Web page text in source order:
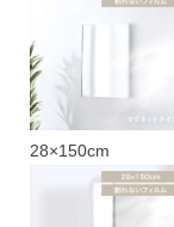
28×150cm